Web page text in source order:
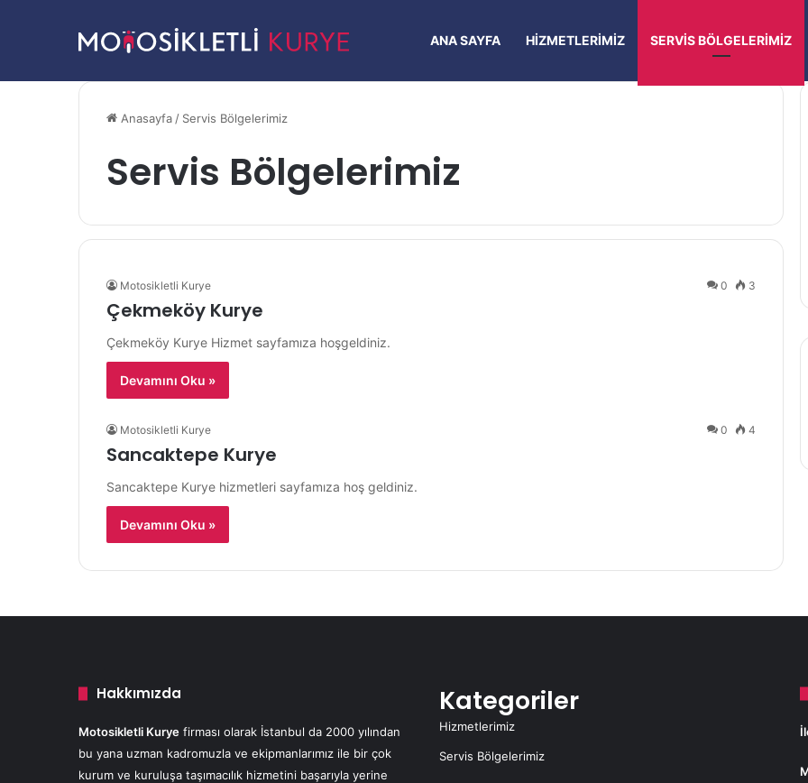
ANA SAYFA HIZMETLERIMIZ SERVIS BÖLGELERIMIZ
Anasayfa / Servis Bölgelerimiz
Servis Bölgelerimiz
Motosikletli Kurye 0 3
Çekmeköy Kurye
Çekmeköy Kurye Hizmet sayfamıza hoşgeldiniz.
Devamını Oku »
Motosikletli Kurye 0 4
Sancaktepe Kurye
Sancaktepe Kurye hizmetleri sayfamıza hoş geldiniz.
Devamını Oku »
Hakkımızda
Motosikletli Kurye firması olarak İstanbul da 2000 yılından
bu yana uzman kadromuzla ve ekipmanlarımız ile bir çok
kurum ve kuruluşa taşımacılık hizmetini başarıyla yerine
Kategoriler
Hizmetlerimiz
Servis Bölgelerimiz